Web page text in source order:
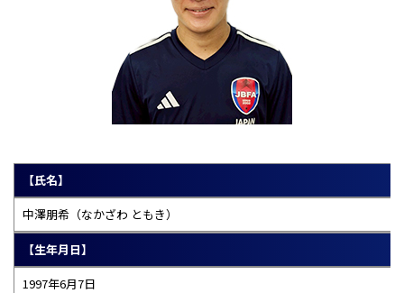
【氏名】
中澤朋希（なかざわ ともき）
【生年月日】
1997年6月7日